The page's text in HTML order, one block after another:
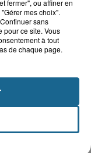
brûlé
à Cappelle-
ans...
fermer", ou affiner en
mes choix".
sans
pour ce site. Vous
à tout
de chaque page.